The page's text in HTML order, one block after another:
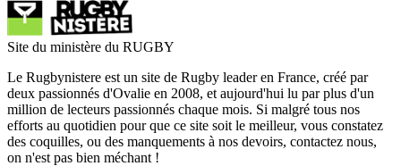
Site du ministère du RUGBY
Le Rugbynistere est un site de Rugby leader en France, créé par
deux passionnés d'Ovalie en 2008, et aujourd'hui lu par plus d'un
million de lecteurs passionnés chaque mois. Si malgré tous nos
efforts au quotidien pour que ce site soit le meilleur, vous constatez
des coquilles, ou des manquements à nos devoirs, contactez nous,
on n'est pas bien méchant !